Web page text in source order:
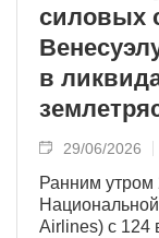
силовых
в
29/06/2026
Ранним утром
Airlines) с 124